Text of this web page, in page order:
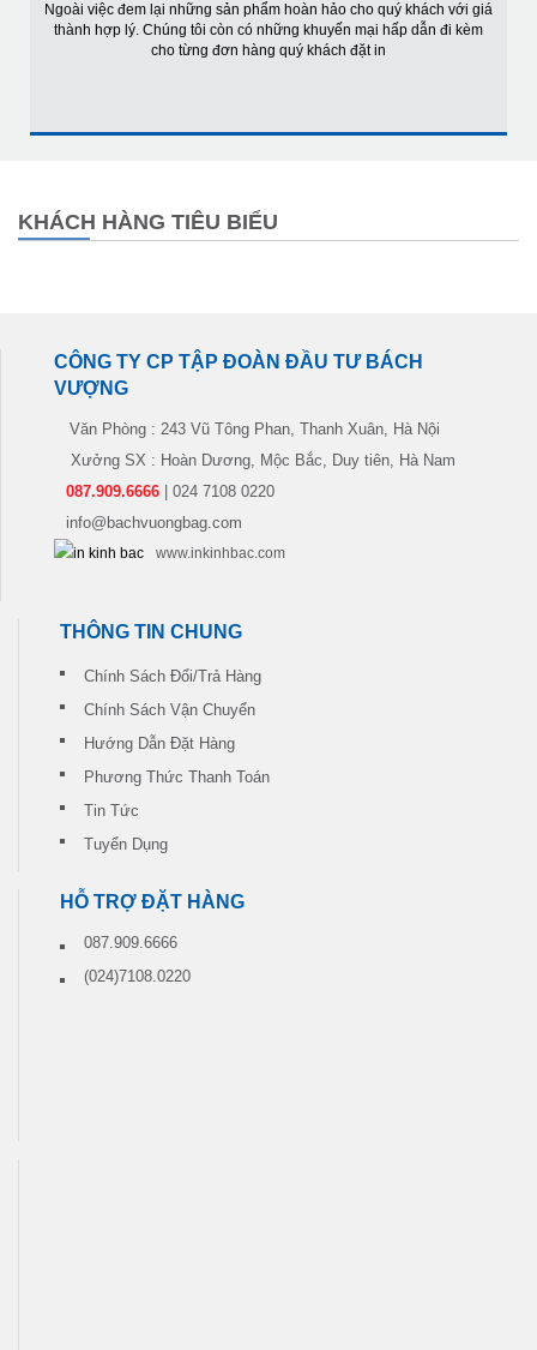
Ngoài việc đem lại những sản phẩm hoàn hảo cho quý khách với giá
thành hợp lý. Chúng tôi còn có những khuyến mại hấp dẫn đi kèm
cho từng đơn hàng quý khách đặt in
KHÁCH HÀNG TIÊU BIỂU
CÔNG TY CP TẬP ĐOÀN ĐẦU TƯ BÁCH
VƯỢNG
Văn Phòng : 243 Vũ Tông Phan, Thanh Xuân, Hà Nội
Xưởng SX : Hoàn Dương, Mộc Bắc, Duy tiên, Hà Nam
087.909.6666 | 024 7108 0220
info@bachvuongbag.com
www.inkinhbac.com
THÔNG TIN CHUNG
Chính Sách Đổi/Trả Hàng
Chính Sách Vận Chuyển
Hướng Dẫn Đặt Hàng
Phương Thức Thanh Toán
Tin Tức
Tuyển Dụng
HỖ TRỢ ĐẶT HÀNG
087.909.6666
(024)7108.0220